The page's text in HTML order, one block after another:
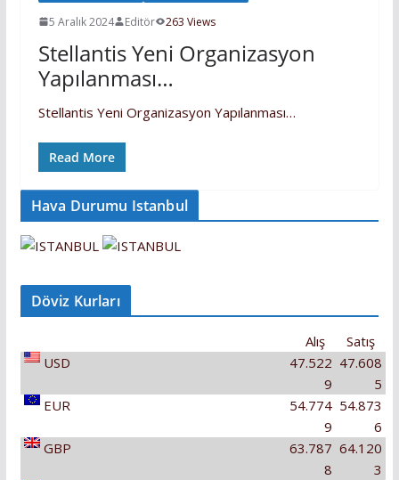
5 Aralık 2024 Editör 263 Views
Stellantis Yeni Organizasyon
Yapılanması…
Stellantis Yeni Organizasyon Yapılanması…
Read More
Hava Durumu Istanbul
Döviz Kurları
Satış
Alış
USD
47.608
5
47.522
9
EUR
54.873
6
54.774
9
GBP
64.120
3
63.787
8